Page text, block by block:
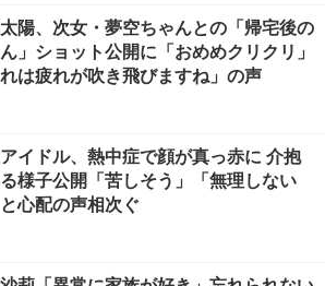
陽、次女・夢空ちゃんとの「帰宅後の
」ショット公開に「おめめクリクリ」
れは疲れが吹き飛びますね」の声
イドル、熱中症で顔が真っ赤に 介抱
様子公開「苦しそう」「無理しない
心配の声相次ぐ